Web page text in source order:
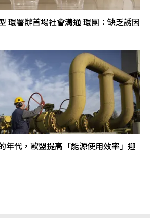
環署辦首場社會溝通 環團：缺乏誘因
年代，歐盟提高「能源使用效率」迎